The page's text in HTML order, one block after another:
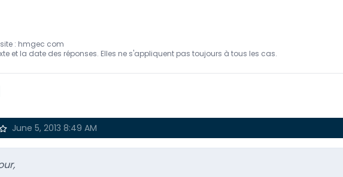
: hmgec com
et la date des réponses. Elles ne s'appliquent pas toujours à tous les cas.
June 5, 2013 8:49 AM